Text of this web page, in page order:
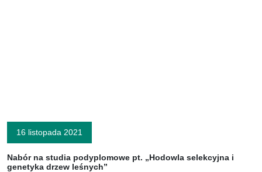
16 listopada 2021
Nabór na studia podyplomowe pt. „Hodowla selekcyjna i
genetyka drzew leśnych”